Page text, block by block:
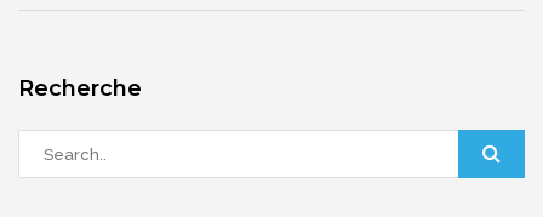
de
l’article
Recherche